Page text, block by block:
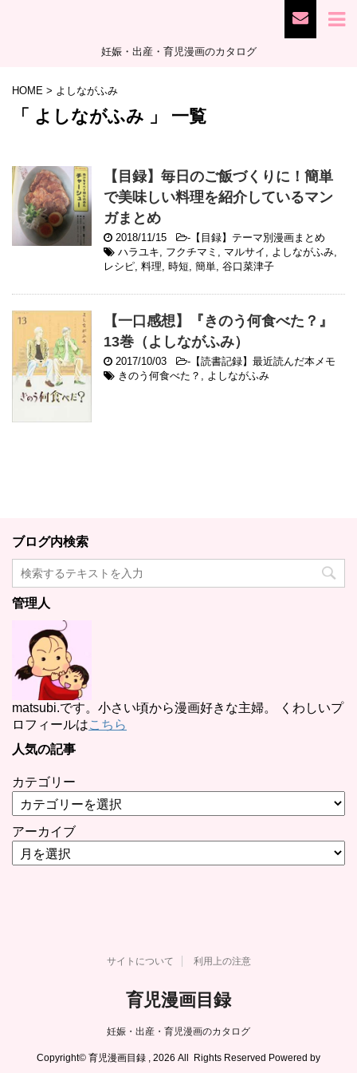
妊娠・出産・育児漫画のカタログ
HOME > よしながふみ
「 よしながふみ 」 一覧
【目録】毎日のご飯づくりに！簡単
で美味しい料理を紹介しているマン
ガまとめ
2018/11/15 - 【目録】テーマ別漫画まとめ
ハラユキ, フクチマミ , マルサイ , よしながふみ,
レシピ, 料理, 時短, 簡単, 谷口菜津子
【一口感想】『きのう何食べた？』
13巻（よしながふみ）
2017/10/03 - 【読書記録】最近読んだ本メモ
きのう何食べた？ , よしながふみ
ブログ内検索
管理人
matsubi.です。小さい頃から漫画好きな主婦。 くわしいプ
ロフィールはこちら
人気の記事
カテゴリー
アーカイブ
サイトについて 利用上の注意
育児漫画目録
妊娠・出産・育児漫画のカタログ
Copyright© 育児漫画目録 , 2026 All Rights Reserved Powered by